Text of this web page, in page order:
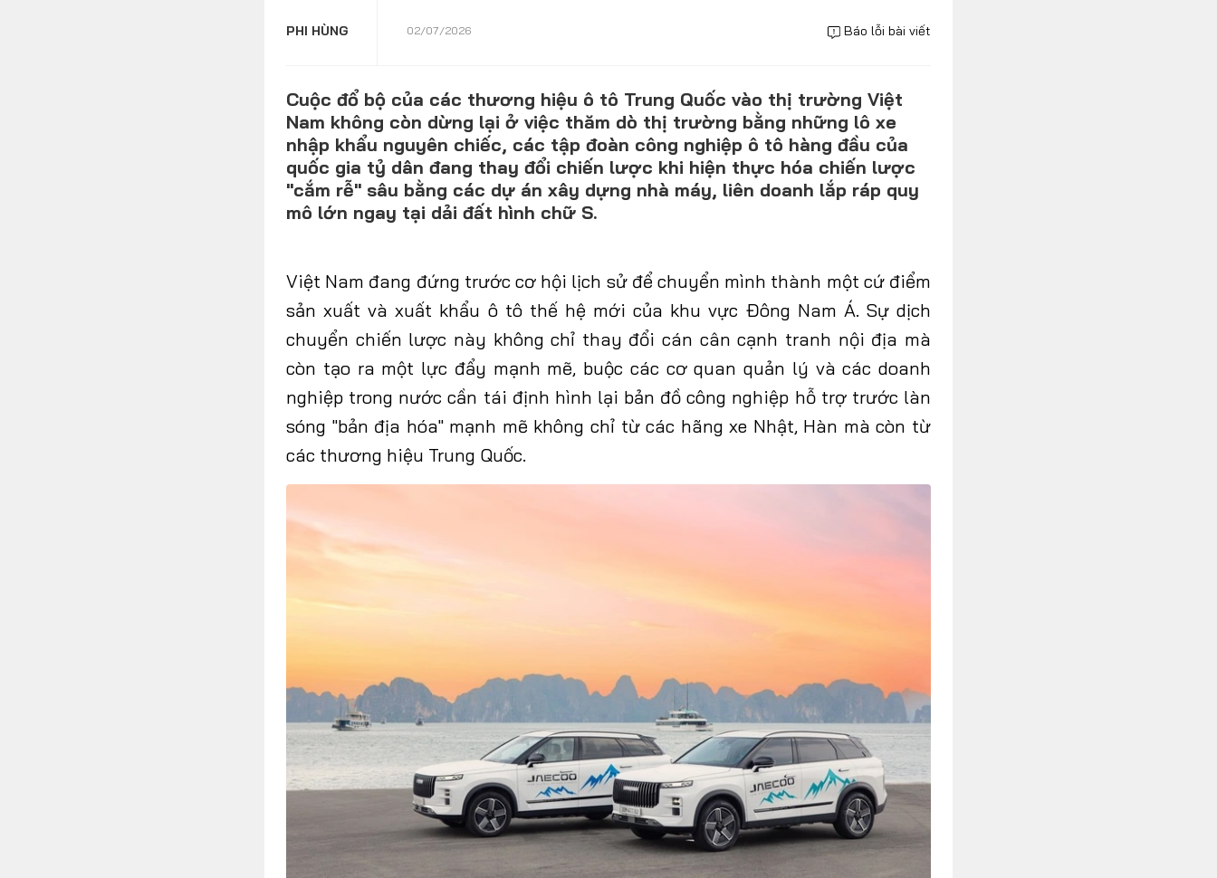
0972271616
ngocvu.vneconomy@gmail.com
PHI HÙNG 02/07/2026 Báo lỗi bài viết
Cuộc đổ bộ của các thương hiệu ô tô Trung Quốc vào thị trường Việt
Nam không còn dừng lại ở việc thăm dò thị trường bằng những lô xe
nhập khẩu nguyên chiếc, các tập đoàn công nghiệp ô tô hàng đầu của
quốc gia tỷ dân đang thay đổi chiến lược khi hiện thực hóa chiến lược
"cắm rễ" sâu bằng các dự án xây dựng nhà máy, liên doanh lắp ráp quy
mô lớn ngay tại dải đất hình chữ S.
Việt Nam đang đứng trước cơ hội lịch sử để chuyển mình thành một cứ điểm
sản xuất và xuất khẩu ô tô thế hệ mới của khu vực Đông Nam Á. Sự dịch
chuyển chiến lược này không chỉ thay đổi cán cân cạnh tranh nội địa mà
còn tạo ra một lực đẩy mạnh mẽ, buộc các cơ quan quản lý và các doanh
nghiệp trong nước cần tái định hình lại bản đồ công nghiệp hỗ trợ trước làn
sóng "bản địa hóa" mạnh mẽ không chỉ từ các hãng xe Nhật, Hàn mà còn từ
các thương hiệu Trung Quốc.